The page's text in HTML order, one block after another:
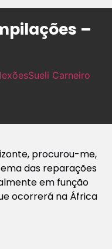
–
Sueli Carneiro
procurou-me,
das reparações
em função
ocorrerá na África